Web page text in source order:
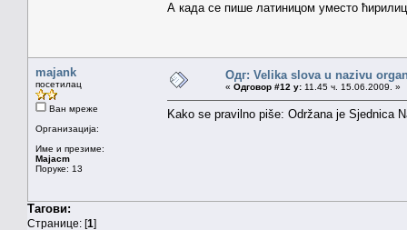
А када се пише латиницом уместо
majank
посетилац
Ван мреже
Организација:
Име и презиме:
Majacm
Поруке: 13
Одг: Velika slova u nazivu
« Одговор #12 у: 11.45 ч. 15.06.2009. »
Kako se pravilno piše: Održana je Sjednica
Тагови:
Странице: [1]